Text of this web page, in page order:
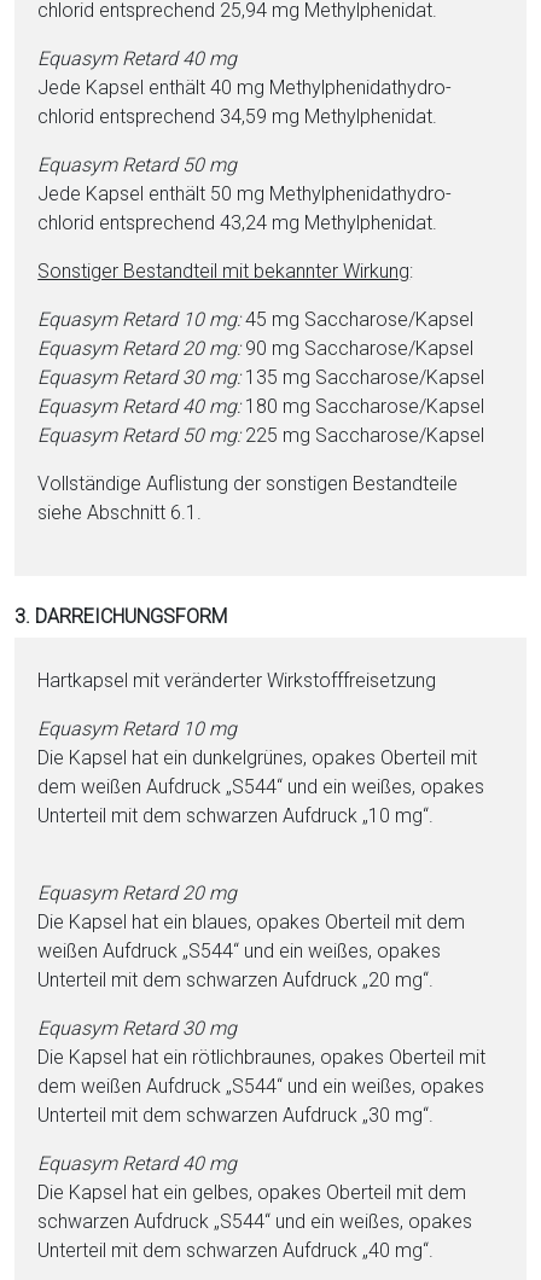
chlorid ent­sprechend 25,94 mg Me­thyl­phe­ni­dat.
Equasym Retard 40 mg
Jede Kapsel enthält 40 mg Me­thyl­phe­ni­dathy­dro­
chlorid ent­sprechend 34,59 mg Me­thyl­phe­ni­dat.
Equasym Retard 50 mg
Jede Kapsel enthält 50 mg Me­thyl­phe­ni­dathy­dro­
chlorid ent­sprechend 43,24 mg Me­thyl­phe­ni­dat.
Sonstiger Be­stand­teil mit bekannter Wirkung:
Equasym Retard 10 mg:45 mg Sac­cha­ro­se/Kapsel
Equasym Retard 20 mg:90 mg Sac­cha­ro­se/Kapsel
Equasym Retard 30 mg:135 mg Sac­cha­ro­se/Kapsel
Equasym Retard 40 mg:180 mg Sac­cha­ro­se/Kapsel
Equasym Retard 50 mg:225 mg Sac­cha­ro­se/Kapsel
Vollständige Auflistung der sonstigen Be­stand­tei­le
siehe Abschnitt 6.1.
3. DARREICHUNGSFORM
Hartkapsel mit veränderter Wirk­stoff­frei­set­zung
Equasym Retard 10 mg
Die Kapsel hat ein dunkelgrü­nes, opakes Oberteil mit
dem wei­ßen Aufdruck „S544“ und ein wei­ßes, opakes
Unterteil mit dem schwarzen Aufdruck „10 mg“.
Equasym Retard 20 mg
Die Kapsel hat ein blaues, opakes Oberteil mit dem
wei­ßen Aufdruck „S544“ und ein wei­ßes, opakes
Unterteil mit dem schwarzen Aufdruck „20 mg“.
Equasym Retard 30 mg
Die Kapsel hat ein rötlichbraunes, opakes Oberteil mit
dem wei­ßen Aufdruck „S544“ und ein wei­ßes, opakes
Unterteil mit dem schwarzen Aufdruck „30 mg“.
Equasym Retard 40 mg
Die Kapsel hat ein gel­bes, opakes Oberteil mit dem
schwarzen Aufdruck „S544“ und ein wei­ßes, opakes
Unterteil mit dem schwarzen Aufdruck „40 mg“.